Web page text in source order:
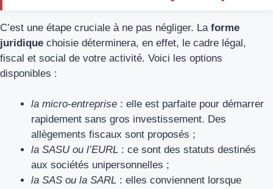
C’est une étape cruciale à ne pas négliger. La forme
juridique choisie déterminera, en effet, le cadre légal,
fiscal et social de votre activité. Voici les options
disponibles :
la micro-entreprise : elle est parfaite pour démarrer
rapidement sans gros investissement. Des
allègements fiscaux sont proposés ;
la SASU ou l’EURL : ce sont des statuts destinés
aux sociétés unipersonnelles ;
la SAS ou la SARL : elles conviennent lorsque